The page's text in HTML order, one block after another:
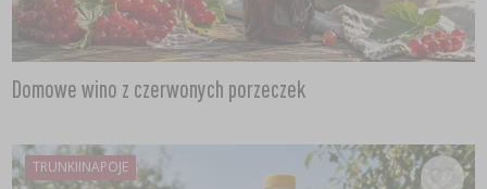
Domowe wino z czerwonych porzeczek
TRUNKIINAPOJE